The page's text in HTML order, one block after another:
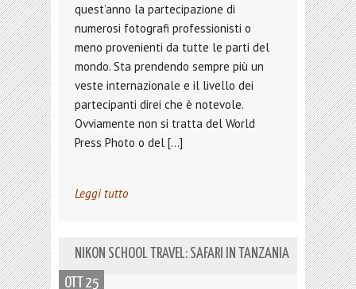
quest’anno la partecipazione di
numerosi fotografi professionisti o
meno provenienti da tutte le parti del
mondo. Sta prendendo sempre più un
veste internazionale e il livello dei
partecipanti direi che è notevole.
Ovviamente non si tratta del World
Press Photo o del […]
Leggi tutto
NIKON SCHOOL TRAVEL: SAFARI IN TANZANIA
OTT 25